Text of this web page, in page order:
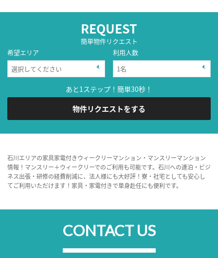
REQUEST
簡単物件リクエスト
希望エリア
利用人数
あと1ステップ！簡単30秒！
物件リクエストをする
石川エリアの家具家電付きウィークリーマンション・マンスリーマンション
情報！マンスリー＋ウィークリーでのご利用も可能です。石川への連泊・ビジ
ネス出張・研修の経費削減に、法人様にも大好評！寮・社宅としても安心し
てご利用いただけます！家具・家電付きで単身赴任にも便利です。
CONTACT US